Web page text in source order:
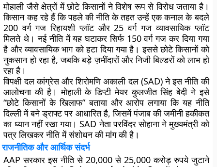
मोहाली जैसे क्षेत्रों में छोटे किसानों ने विशेष रूप से विरोध जताया है।
किसान कह रहे हैं कि पहले की नीति के तहत उन्हें एक कनाल के बदले
200 वर्ग गज रिहायशी प्लॉट और 25 वर्ग गज व्यावसायिक प्लॉट
मिलते थे। नई नीति में यह घटाकर सिर्फ 150 वर्ग गज कर दिया गया
है और व्यावसायिक भाग को हटा दिया गया है। इससे छोटे किसानों को
नुकसान हो रहा है, जबकि बड़े ज़मींदारों और निजी बिल्डरों को लाभ हो
रहा है।
विपक्षी दल कांग्रेस और शिरोमणि अकाली दल (SAD) ने इस नीति की
आलोचना की है। मोहाली के डिप्टी मेयर कुलजीत सिंह बेदी ने इसे
“छोटे किसानों के खिलाफ” बताया और आरोप लगाया कि यह नीति
दिल्ली में बने ड्राफ्ट पर आधारित है, जिसमें पंजाब की जमीनी हकीकत
का ध्यान नहीं रखा गया। SAD नेता परविंदर सोहाना ने मुख्यमंत्री को
पत्र लिखकर नीति में संशोधन की मांग की है।
राजनीतिक और आर्थिक संदर्भ
AAP सरकार इस नीति से 20,000 से 25,000 करोड़ रुपये जुटाने